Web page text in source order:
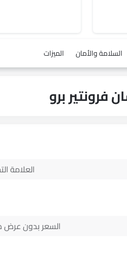
السلامة والأمان الميزات
العلامة
السعر بدون عرض